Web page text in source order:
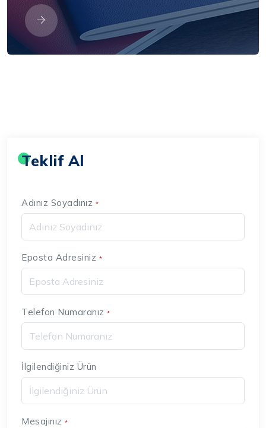
Teklif Al
Adınız Soyadınız *
Eposta Adresiniz *
Telefon Numaranız *
İlgilendiğiniz Ürün
Mesajınız *